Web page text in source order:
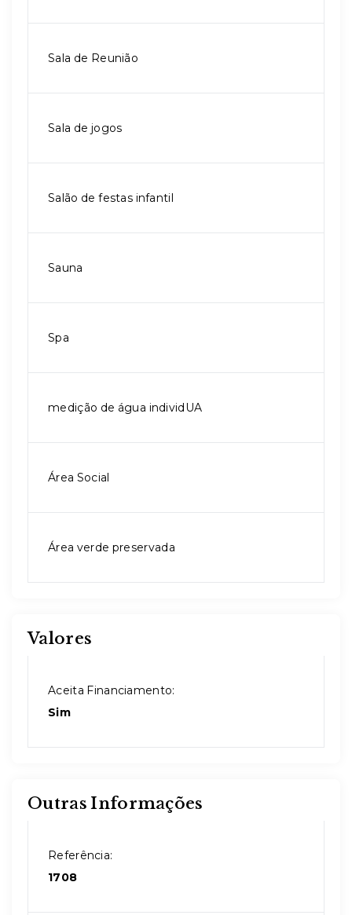
Sala de Reunião
Sala de jogos
Salão de festas infantil
Sauna
Spa
medição de água individUA
Área Social
Área verde preservada
Valores
Aceita Financiamento:
Sim
Outras Informações
Referência:
1708